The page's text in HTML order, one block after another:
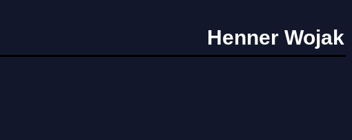
Henner Wojak